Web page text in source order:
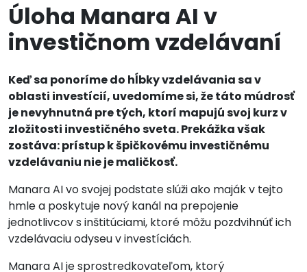
Úloha Manara AI v
investičnom vzdelávaní
Keď sa ponoríme do hĺbky vzdelávania sa v
oblasti investícií, uvedomíme si, že táto múdrosť
je nevyhnutná pre tých, ktorí mapujú svoj kurz v
zložitosti investičného sveta. Prekážka však
zostáva: prístup k špičkovému investičnému
vzdelávaniu nie je maličkosť.
Manara AI vo svojej podstate slúži ako maják v tejto
hmle a poskytuje nový kanál na prepojenie
jednotlivcov s inštitúciami, ktoré môžu pozdvihnúť ich
vzdelávaciu odyseu v investíciách.
Manara AI je sprostredkovateľom, ktorý